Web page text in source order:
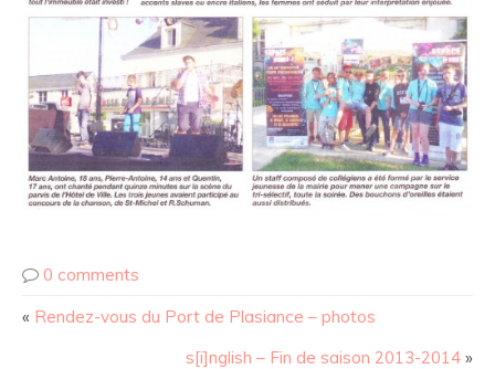
0 comments
« Rendez-vous du Port de Plasiance – photos
s[i]nglish – Fin de saison 2013-2014 »